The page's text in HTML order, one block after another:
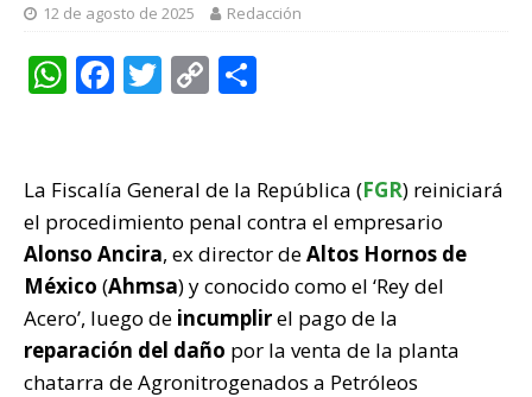
12 de agosto de 2025 Redacción
W
s
A
p
p
F
e
b
o
o
k
T
te
r
C
y
Li
n
k
p
ar
ti
r
La Fiscalía General de la República (FGR) reiniciará
el procedimiento penal contra el empresario
Alonso Ancira, ex director deAltos Hornos de
México (Ahmsa) y conocido como el ‘Rey del
Acero’, luego de incumplirel pago de la
reparación del daño por la venta de la planta
chatarra de Agronitrogenados a Petróleos